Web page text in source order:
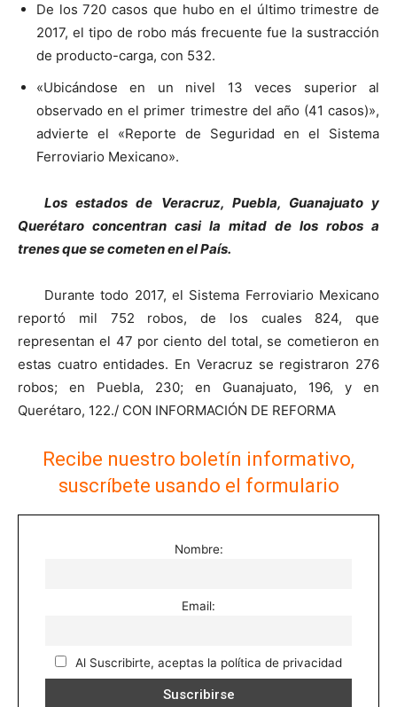
De los 720 casos que hubo en el último trimestre de
2017, el tipo de robo más frecuente fue la sustracción
de producto-carga, con 532.
«Ubicándose en un nivel 13 veces superior al
observado en el primer trimestre del año (41 casos)»,
advierte el «Reporte de Seguridad en el Sistema
Ferroviario Mexicano».
Los estados de Veracruz, Puebla, Guanajuato y
Querétaro concentran casi la mitad de los robos a
trenes que se cometen en el País.
Durante todo 2017, el Sistema Ferroviario Mexicano
reportó mil 752 robos, de los cuales 824, que
representan el 47 por ciento del total, se cometieron en
estas cuatro entidades. En Veracruz se registraron 276
robos; en Puebla, 230; en Guanajuato, 196, y en
Querétaro, 122./ CON INFORMACIÓN DE REFORMA
Recibe nuestro boletín informativo,
suscríbete usando el formulario
Nombre:
Email:
Al Suscribirte, aceptas la política de privacidad